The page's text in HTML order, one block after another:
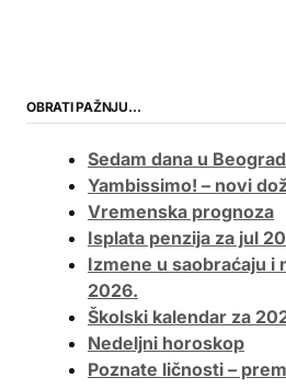
OBRATI PAŽNJU…
Sedam dana u
Yambissimo! – novi
Vremenska prognoza
Isplata penzija za jul
Izmene u saobraćaju i
2026.
Školski kalendar za
Nedeljni horoskop
Poznate ličnosti –